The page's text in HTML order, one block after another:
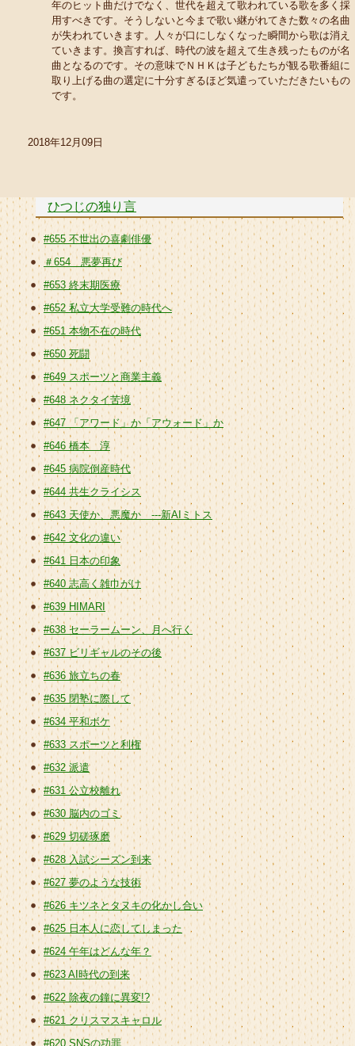
年のヒット曲だけでなく、世代を超えて歌われている歌を多く採
用すべきです。そうしないと今まで歌い継がれてきた数々の名曲
が失われていきます。人々が口にしなくなった瞬間から歌は消え
ていきます。換言すれば、時代の波を超えて生き残ったものが名
曲となるのです。その意味でＮＨＫは子どもたちが観る歌番組に
取り上げる曲の選定に十分すぎるほど気遣っていただきたいもの
です。
2018年12月09日
ひつじの独り言
#655 不世出の喜劇俳優
＃654 悪夢再び
#653 終末期医療
#652 私立大学受難の時代へ
#651 本物不在の時代
#650 死闘
#649 スポーツと商業主義
#648 ネクタイ苦境
#647 「アワード」か「アウォード」か
#646 橋本 淳
#645 病院倒産時代
#644 共生クライシス
#643 天使か、悪魔か ---新AIミトス
#642 文化の違い
#641 日本の印象
#640 志高く雑巾がけ
#639 HIMARI
#638 セーラームーン、月へ行く
#637 ビリギャルのその後
#636 旅立ちの春
#635 閉塾に際して
#634 平和ボケ
#633 スポーツと利権
#632 派遣
#631 公立校離れ
#630 脳内のゴミ
#629 切磋琢磨
#628 入試シーズン到来
#627 夢のような技術
#626 キツネとタヌキの化かし合い
#625 日本人に恋してしまった
#624 午年はどんな年？
#623 AI時代の到来
#622 除夜の鐘に異変!?
#621 クリスマスキャロル
#620 SNSの功罪